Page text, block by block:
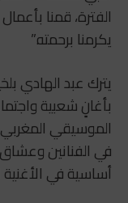
الفترة، قمنا
يكرمنا برحمته.”
يترك عبد الهادي
بأغانٍ شعبية
الموسيقي
في الفنانين
أساسية في الأغنية